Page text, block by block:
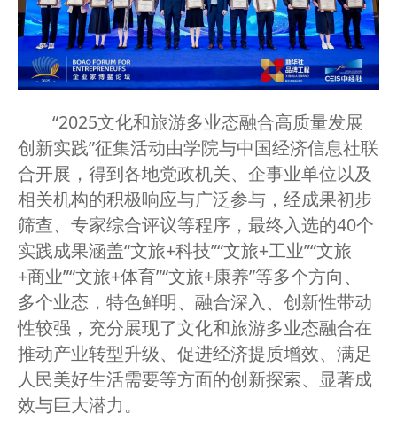
“2025文化和旅游多业态融合高质量发展
创新实践”征集活动由学院与中国经济信息社联
合开展，得到各地党政机关、企事业单位以及
相关机构的积极响应与广泛参与，经成果初步
筛查、专家综合评议等程序，最终入选的40个
实践成果涵盖“文旅+科技”“文旅+工业”“文旅
+商业”“文旅+体育”“文旅+康养”等多个方向、
多个业态，特色鲜明、融合深入、创新性带动
性较强，充分展现了文化和旅游多业态融合在
推动产业转型升级、促进经济提质增效、满足
人民美好生活需要等方面的创新探索、显著成
效与巨大潜力。